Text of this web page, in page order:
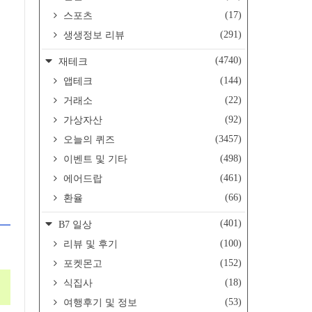
스포츠
(17)
생생정보 리뷰
(291)
재테크
(4740)
앱테크
(144)
거래소
(22)
가상자산
(92)
오늘의 퀴즈
(3457)
이벤트 및 기타
(498)
에어드랍
(461)
환율
(66)
B7 일상
(401)
리뷰 및 후기
(100)
포켓몬고
(152)
식집사
(18)
여행후기 및 정보
(53)